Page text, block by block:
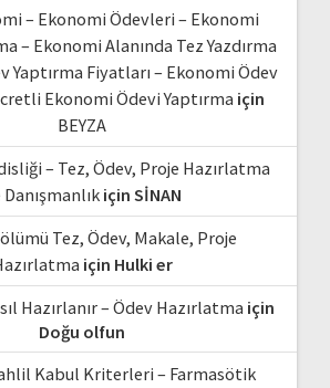
– Ekonomi Ödevleri – Ekonomi
– Ekonomi Alanında Tez Yazdırma
Yaptırma Fiyatları – Ekonomi Ödev
Ekonomi Ödevi Yaptırma için
BEYZA
– Tez, Ödev, Proje Hazırlatma
Danışmanlıkiçin SİNAN
Tez, Ödev, Makale, Proje
için Hulki er
Hazırlanır – Ödev Hazırlatma için
Doğu olfun
Kabul Kriterleri – Farmasötik